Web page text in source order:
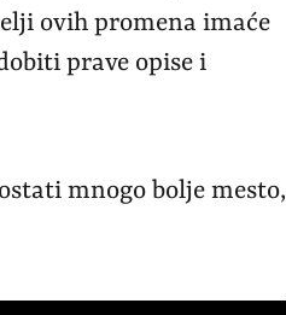
ovih promena imaće
prave opise i
mnogo bolje mesto,